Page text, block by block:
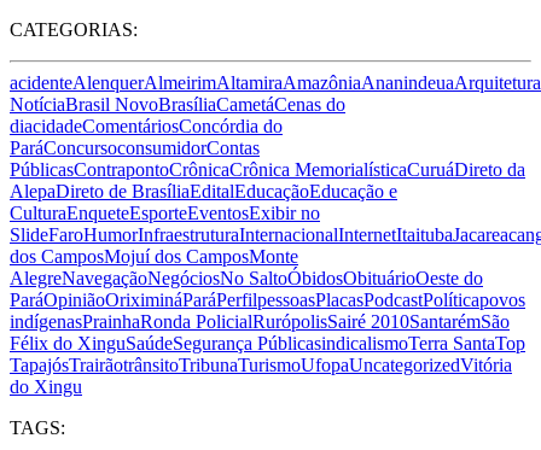
CATEGORIAS:
acidenteAlenquerAlmeirimAltamiraAmazôniaAnanindeuaArquitetura
NotíciaBrasil NovoBrasíliaCametáCenas do
diacidadeComentáriosConcórdia do
ParáConcursoconsumidorContas
PúblicasContrapontoCrônicaCrônica MemorialísticaCuruáDireto da
AlepaDireto de BrasíliaEditalEducaçãoEducação e
CulturaEnqueteEsporteEventosExibir no
SlideFaroHumorInfraestruturaInternacionalInternetItaituba
dos CamposMojuí dos CamposMonte
AlegreNavegaçãoNegóciosNo SaltoÓbidosObituárioOeste do
ParáOpiniãoOriximináParáPerfilpessoasPlacasPodcastPolíticapovos
indígenasPrainhaRonda PolicialRurópolisSairé 2010SantarémSão
Félix do XinguSaúdeSegurança PúblicasindicalismoTerra SantaTop
TapajósTrairãotrânsitoTribunaTurismoUfopaUncategorizedVitória
do Xingu
TAGS: